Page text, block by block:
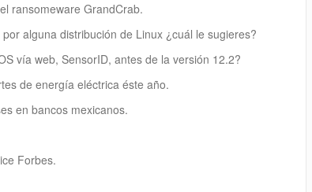
ransomeware GrandCrab.
alguna distribución de Linux ¿cuál le sugieres?
vía web, SensorID, antes de la versión 12.2?
de energía eléctrica éste año.
en bancos mexicanos.
Forbes.